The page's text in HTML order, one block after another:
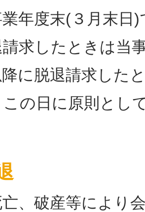
年度末(３月末日
求したときは当
降に脱退請求した
の日に原則とし
、破産等により